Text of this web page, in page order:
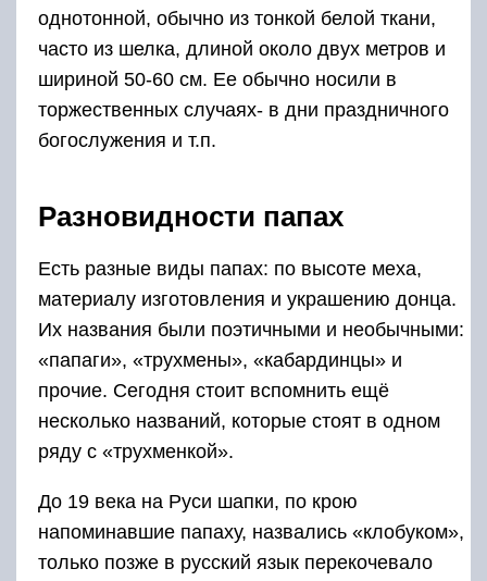
однотонной, обычно из тонкой белой ткани,
часто из шелка, длиной около двух метров и
шириной 50-60 см. Ее обычно носили в
торжественных случаях- в дни праздничного
богослужения и т.п.
Разновидности папах
Есть разные виды папах: по высоте меха,
материалу изготовления и украшению донца.
Их названия были поэтичными и необычными:
«папаги», «трухмены», «кабардинцы» и
прочие. Сегодня стоит вспомнить ещё
несколько названий, которые стоят в одном
ряду с «трухменкой».
До 19 века на Руси шапки, по крою
напоминавшие папаху, назвались «клобуком»,
только позже в русский язык перекочевало